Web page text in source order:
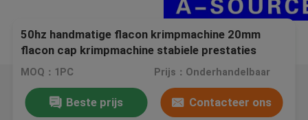
50hz handmatige flacon krimpmachine 20mm
flacon cap krimpmachine stabiele prestaties
AC220V flacon krimpmachine
MOQ：1PC Prijs：Onderhandelbaar
Beste prijs Contacteer ons